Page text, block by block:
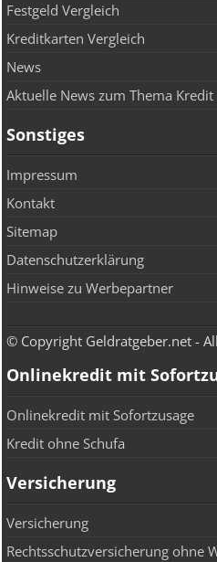
Festgeld Vergleich
Kreditkarten Vergleich
News
Aktuelle News zum Thema Kredit
Sonstiges
Impressum
Kontakt
Sitemap
Datenschutzerklärung
Hinweise zu Werbepartner
© Copyright Geldratgeber.net -
Onlinekredit mit
Onlinekredit mit Sofortzusage
Kredit ohne Schufa
Versicherung
Versicherung
Rechtsschutzversicherung ohne